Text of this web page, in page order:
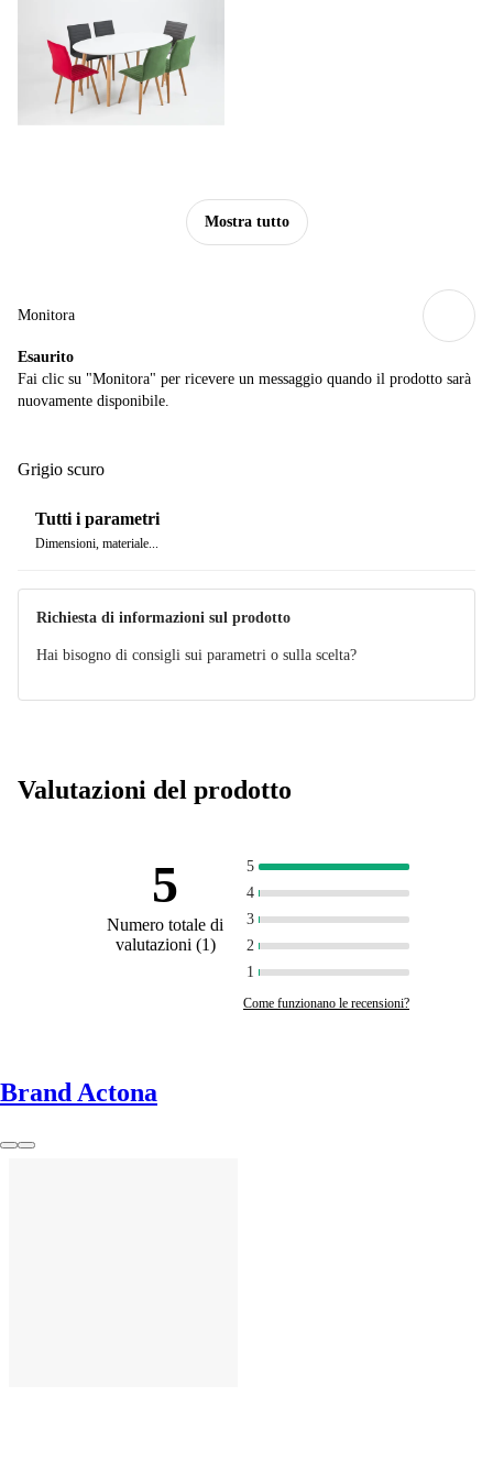
Mostra tutto
Monitora
Esaurito
Fai clic su "Monitora" per ricevere un messaggio quando il prodotto sarà
nuovamente disponibile.
Grigio scuro
Tutti i parametri
Dimensioni, materiale...
Richiesta di informazioni sul prodotto
Hai bisogno di consigli sui parametri o sulla scelta?
Valutazioni del prodotto
5
Numero totale di
valutazioni (1)
5
4
3
2
1
Come funzionano le recensioni?
Brand Actona